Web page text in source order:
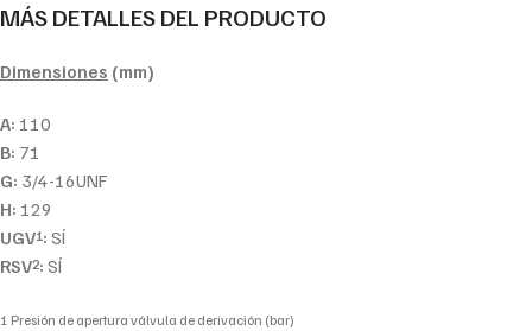
MÁS DETALLES DEL PRODUCTO
Dimensiones (mm)
A: 110
B: 71
G: 3/4-16UNF
H: 129
UGV1: SÍ
RSV2: SÍ
1 Presión de apertura válvula de derivación (bar)